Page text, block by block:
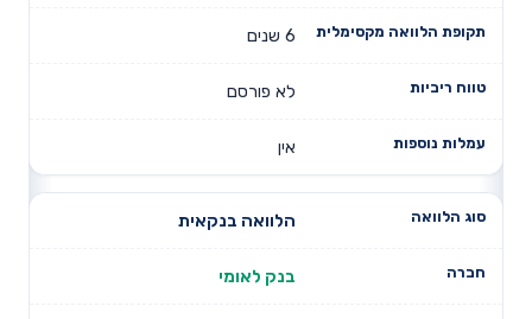
6 שנים
לא פורסם
אין
הלוואה בנקאית
בנק לאומי